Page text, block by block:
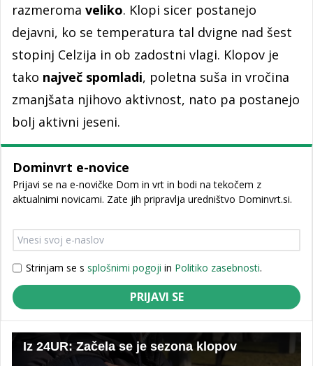
razmeroma veliko. Klopi sicer postanejo
dejavni, ko se temperatura tal dvigne nad šest
stopinj Celzija in ob zadostni vlagi. Klopov je
tako največ spomladi, poletna suša in vročina
zmanjšata njihovo aktivnost, nato pa postanejo
bolj aktivni jeseni.
Dominvrt e-novice
Prijavi se na e-novičke Dom in vrt in bodi na tekočem z
aktualnimi novicami. Zate jih pripravlja uredništvo Dominvrt.si.
Strinjam se s splošnimi pogoji in Politiko zasebnosti.
PRIJAVI SE
Iz 24UR: Začela se je sezona klopov